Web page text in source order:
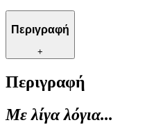
Περιγραφή
+
Περιγραφή
Με λίγα λόγια...